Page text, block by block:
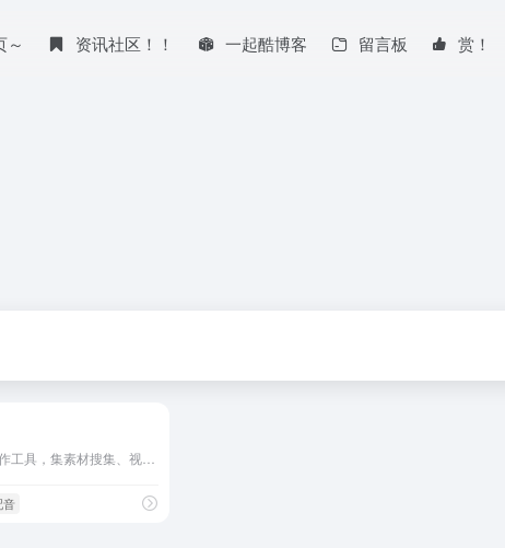
～ 资讯社区！！ 一起酷博客 留言板 赏！